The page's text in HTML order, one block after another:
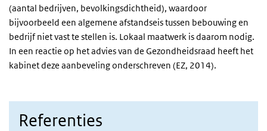
(aantal bedrijven, bevolkingsdichtheid), waardoor
bijvoorbeeld een algemene afstandseis tussen bebouwing en
bedrijf niet vast te stellen is. Lokaal maatwerk is daarom nodig.
In een reactie op het advies van de Gezondheidsraad heeft het
kabinet deze aanbeveling onderschreven (EZ, 2014).
Referenties